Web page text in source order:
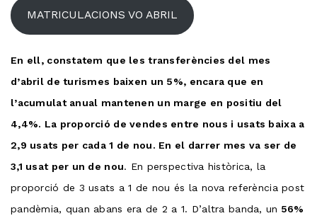
MATRICULACIONS VO ABRIL
En ell, constatem que les transferències del mes
d’abril de turismes baixen un 5%, encara que en
l’acumulat anual mantenen un marge en positiu del
4,4%. La proporció de vendes entre nous i usats baixa a
2,9 usats per cada 1 de nou. En el darrer mes va ser de
3,1 usat per un de nou. En perspectiva històrica, la
proporció de 3 usats a 1 de nou és la nova referència post
pandèmia, quan abans era de 2 a 1. D’altra banda, un 56%